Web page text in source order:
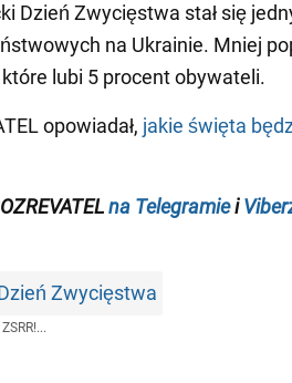
Dzień Zwycięstwa stał się
na Ukrainie. Mniej
lubi 5 procent obywateli.
opowiadał, jakie święta
na Telegramiei
Zwycięstwa